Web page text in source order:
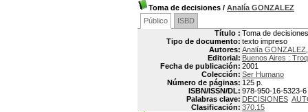
Toma de decisiones / Analía GONZALEZ
Público
ISBD
Título : Toma de decisiones
Tipo de documento: texto impreso
Autores: Analía GONZALEZ
Editorial: Buenos Aires :
Fecha de publicación: 2001
Colección: Ser Humano
Número de páginas: 125 p.
ISBN/ISSN/DL: 978-950-16-5323-6
Palabras clave: DECISIONES
Clasificación: 370.15